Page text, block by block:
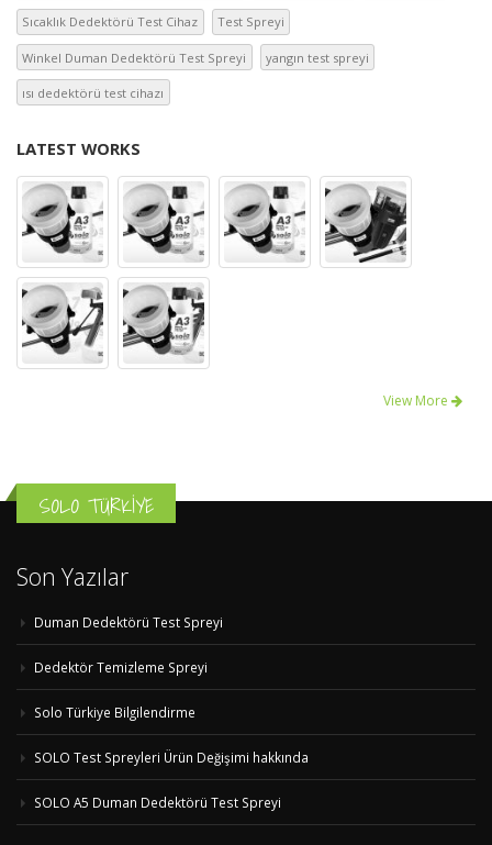
Sıcaklık Dedektörü Test Cihaz Test Spreyi
Winkel Duman Dedektörü Test Spreyi yangın test spreyi
ısı dedektörü test cihazı
LATEST WORKS
View More
SOLO TÜRKİYE
Son Yazılar
Duman Dedektörü Test Spreyi
Dedektör Temizleme Spreyi
Solo Türkiye Bilgilendirme
SOLO Test Spreyleri Ürün Değişimi hakkında
SOLO A5 Duman Dedektörü Test Spreyi